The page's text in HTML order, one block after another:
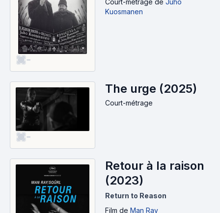
-
Court-métrage de Juho
Kuosmanen
-
The urge (2025)
Court-métrage
Retour à la raison
(2023)
Return to Reason
Film de Man Ray